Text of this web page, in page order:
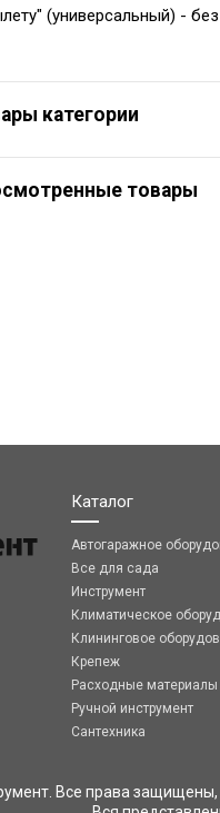
(универсальный) -
категории
товары
Каталог
Автогаражное
Все для сада
Инструмент
Климатическое
Клининговое
Крепеж
Расходные материалы
Ручной инструмент
Сантехника
Все права